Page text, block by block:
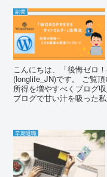
副業
こんにちは、「後悔ゼロ
(longlife_JN)です。 ご覧
所得を増やすべくブログ
ブログで甘い汁を吸った
早期退職